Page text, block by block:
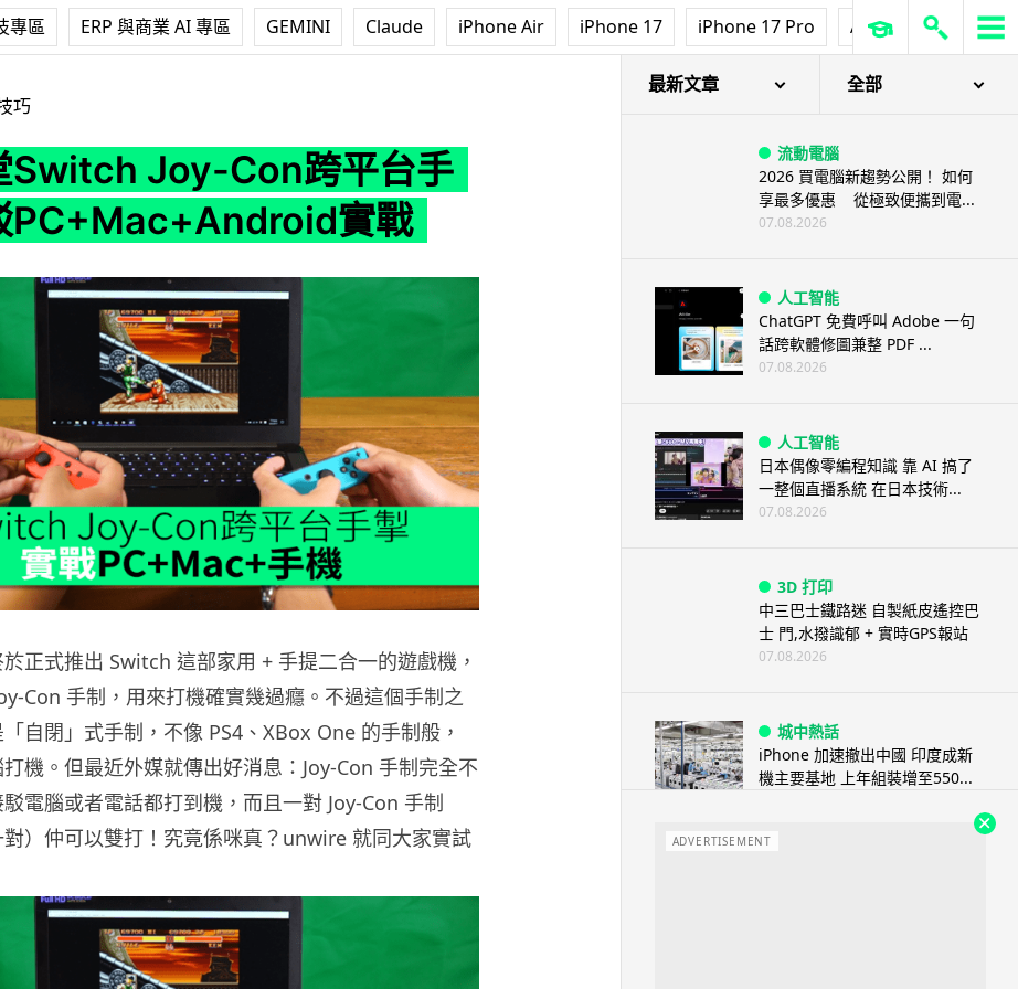
專區 ERP 與商業 AI 專區 GEMINI Claude iPhone Air iPhone 17 iPhone 17 Pro AirPods Pro 3
巧
Switch Joy-Con跨平台手
PC+Mac+Android實戰
正式推出 Switch 這部家用 + 手提二合一的遊戲機，
Con 手制，用來打機確實幾過癮。不過這個手制之
自閉」式手制，不像 PS4、XBox One 的手制般，
機。但最近外媒就傳出好消息：Joy-Con 手制完全不
電腦或者電話都打到機，而且一對 Joy-Con 手制
對）仲可以雙打！究竟係咪真？unwire 就同大家實試
最新文章 全部
流動電腦
2026 買電腦新趨勢公開！ 如何
享最多優惠 從極致便攜到電...
07.08.2026
人工智能
ChatGPT 免費呼叫 Adobe 一句
話跨軟體修圖兼整 PDF ...
07.08.2026
人工智能
日本偶像零編程知識 靠 AI 搞了
一整個直播系統 在日本技術...
07.08.2026
3D 打印
中三巴士鐵路迷 自製紙皮遙控巴
士 門,水撥識郁 + 實時GPS報站
07.08.2026
城中熱話
iPhone 加速撤出中國 印度成新
機主要基地 上年組裝增至550...
ADVERTISEMENT